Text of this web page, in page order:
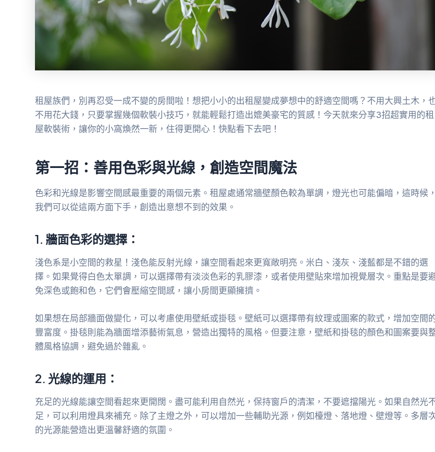
租屋族們，別再忍受一成不變的房間啦！想把小小的出租屋變成夢想中的舒適空間嗎？不用大興土木，
不用花大錢，只要掌握幾個軟裝小技巧，就能輕鬆打造出媲美豪宅的質感！今天就來分享3招超實用的租
屋軟裝術，讓你的小窩煥然一新，住得更開心！快點看下去吧！
第一招：善用色彩與光線，創造空間魔法
色彩和光線是影響空間感最重要的兩個元素。租屋處通常牆壁顏色較為單調，燈光也可能偏暗，這時候，
我們可以從這兩方面下手，創造出意想不到的效果。
1. 牆面色彩的選擇：
淺色系是小空間的救星！淺色能反射光線，讓空間看起來更寬敞明亮。米白、淺灰、淺藍都是不錯的選
擇。如果覺得白色太單調，可以選擇帶有淡淡色彩的乳膠漆，或者使用壁貼來增加視覺層次。重點是要
免深色或飽和色，它們會壓縮空間感，讓小房間更顯擁擠。
如果想在局部牆面做變化，可以考慮使用壁紙或掛毯。壁紙可以選擇帶有紋理或圖案的款式，增加空間
豐富度。掛毯則能為牆面增添藝術氣息，營造出獨特的風格。但要注意，壁紙和掛毯的顏色和圖案要與
體風格協調，避免過於雜亂。
2. 光線的運用：
充足的光線能讓空間看起來更開闊。盡可能利用自然光，保持窗戶的清潔，不要遮擋陽光。如果自然光
足，可以利用燈具來補充。除了主燈之外，可以增加一些輔助光源，例如檯燈、落地燈、壁燈等。多層
的光源能營造出更溫馨舒適的氛圍。